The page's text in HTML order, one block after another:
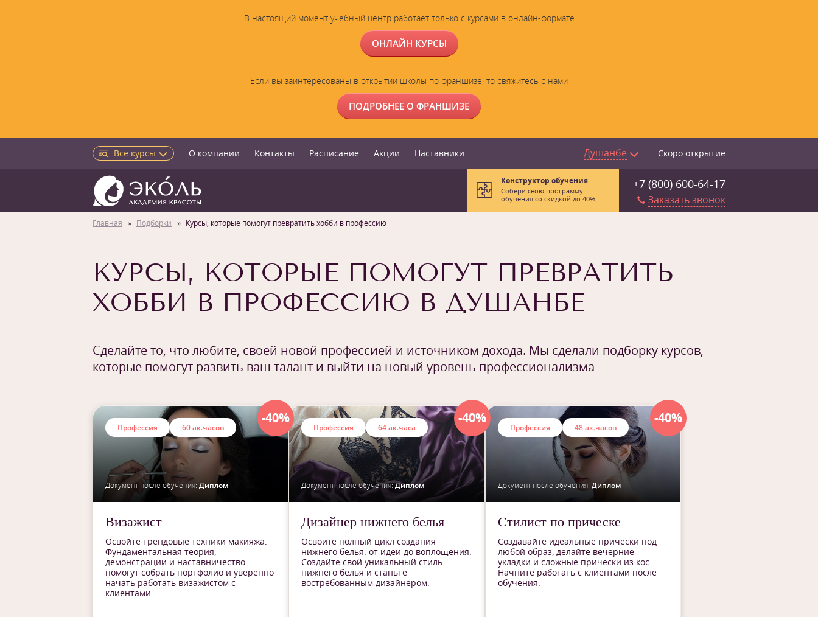
В настоящий момент учебный центр работает только с курсами в онлайн-формате
ОНЛАЙН КУРСЫ
Если вы заинтересованы в открытии школы по франшизе, то свяжитесь с нами
ПОДРОБНЕЕ О ФРАНШИЗЕ
Все курсы О компании Контакты Расписание Акции Наставники Душанбе Скоро открытие
+7 (800) 600-64-17
Заказать звонок
Конструктор обучения
Собери свою программу
обучения со скидкой до 40%
Главная Подборки Курсы, которые помогут превратить хобби в профессию
КУРСЫ, КОТОРЫЕ ПОМОГУТ ПРЕВРАТИТЬ
ХОББИ В ПРОФЕССИЮ В ДУШАНБЕ
Сделайте то, что любите, своей новой профессией и источником дохода. Мы сделали подборку курсов,
которые помогут развить ваш талант и выйти на новый уровень профессионализма
-40%
Профессия 60 ак.часов
Документ после обучения: Диплом
Визажист
Освойте трендовые техники макияжа.
Фундаментальная теория,
демонстрации и наставничество
помогут собрать портфолио и уверенно
начать работать визажистом с
клиентами
-40%
Профессия 64 ак.часа
Документ после обучения:Диплом
Дизайнер нижнего белья
Освоите полный цикл создания
нижнего белья: от идеи до воплощения.
Создайте свой уникальный стиль
нижнего белья и станьте
востребованным дизайнером.
-40%
Профессия 48 ак.часов
Документ после обучения: Диплом
Стилист по прическе
Создавайте идеальные прически под
любой образ, делайте вечерние
укладки и сложные прически из кос.
Начните работать с клиентами после
обучения.